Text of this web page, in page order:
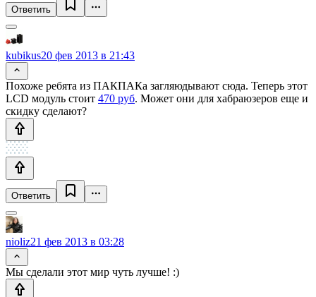
Ответить
kubikus20 фев 2013 в 21:43
Похоже ребята из ПАКПАКа загляюдывают сюда. Теперь этот
LCD модуль стоит 470 руб. Может они для хабраюзеров еще и
скидку сделают?
Ответить
nioliz21 фев 2013 в 03:28
Мы сделали этот мир чуть лучше! :)